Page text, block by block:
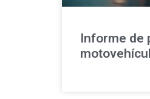
Informe de